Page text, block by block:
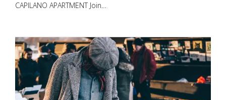
CAPILANO APARTMENT Join…